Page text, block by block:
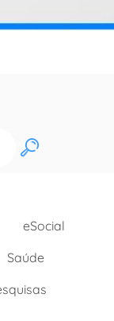
OK
eSocial
Saúde